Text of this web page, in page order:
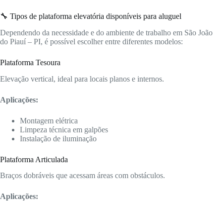
🔧 Tipos de plataforma elevatória disponíveis para aluguel
Dependendo da necessidade e do ambiente de trabalho em São João
do Piauí – PI, é possível escolher entre diferentes modelos:
Plataforma Tesoura
Elevação vertical, ideal para locais planos e internos.
Aplicações:
Montagem elétrica
Limpeza técnica em galpões
Instalação de iluminação
Plataforma Articulada
Braços dobráveis que acessam áreas com obstáculos.
Aplicações: